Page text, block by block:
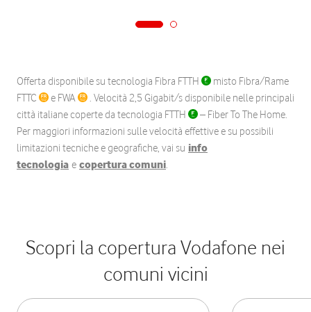
Offerta disponibile su tecnologia Fibra FTTH
misto Fibra/Rame
FTTC
e FWA
. Velocità 2,5 Gigabit/s disponibile nelle principali
città italiane coperte da tecnologia FTTH
– Fiber To The Home.
Per maggiori informazioni sulle velocità effettive e su possibili
limitazioni tecniche e geografiche, vai su info
tecnologia e copertura comuni.
Scopri la copertura Vodafone nei
comuni vicini